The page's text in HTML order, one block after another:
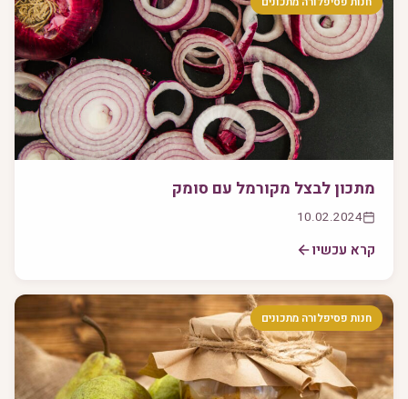
מתכון לבצל מקורמל עם סומק
10.02.2024
קרא עכשיו
חנות פסיפלורה מתכונים